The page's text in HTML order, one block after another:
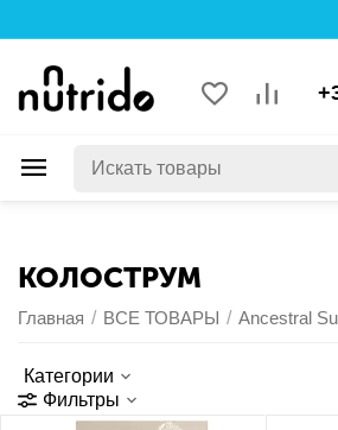
КОЛОСТРУМ
Главная / ВСЕ ТОВАРЫ / Ancestral
Категории
Фильтры